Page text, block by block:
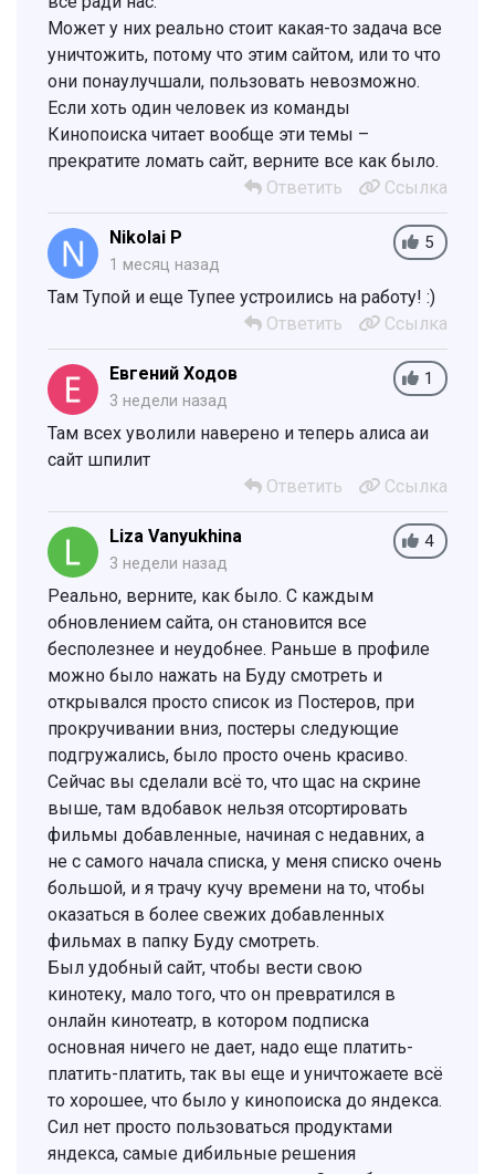
Может у них реально стоит какая-то задача все
уничтожить, потому что этим сайтом, или то что
они понаулучшали, пользовать невозможно.
Если хоть один человек из команды
Кинопоиска читает вообще эти темы –
прекратите ломать сайт, верните все как было.
Ответить
Ссылка
5
Nikolai P
1 месяц назад
Там Тупой и еще Тупее устроились на работу! :)
Ответить
Ссылка
1
Евгений Ходов
3 недели назад
Там всех уволили наверено и теперь алиса аи
сайт шпилит
Ответить
Ссылка
4
Liza Vanyukhina
3 недели назад
Реально, верните, как было. С каждым
обновлением сайта, он становится все
бесполезнее и неудобнее. Раньше в профиле
можно было нажать на Буду смотреть и
открывался просто список из Постеров, при
прокручивании вниз, постеры следующие
подгружались, было просто очень красиво.
Сейчас вы сделали всё то, что щас на скрине
выше, там вдобавок нельзя отсортировать
фильмы добавленные, начиная с недавних, а
не с самого начала списка, у меня списко очень
большой, и я трачу кучу времени на то, чтобы
оказаться в более свежих добавленных
фильмах в папку Буду смотреть.
Был удобный сайт, чтобы вести свою
кинотеку, мало того, что он превратился в
онлайн кинотеатр, в котором подписка
основная ничего не дает, надо еще платить-
платить-платить, так вы еще и уничтожаете всё
то хорошее, что было у кинопоиска до яндекса.
Сил нет просто пользоваться продуктами
яндекса, самые дибильные решения